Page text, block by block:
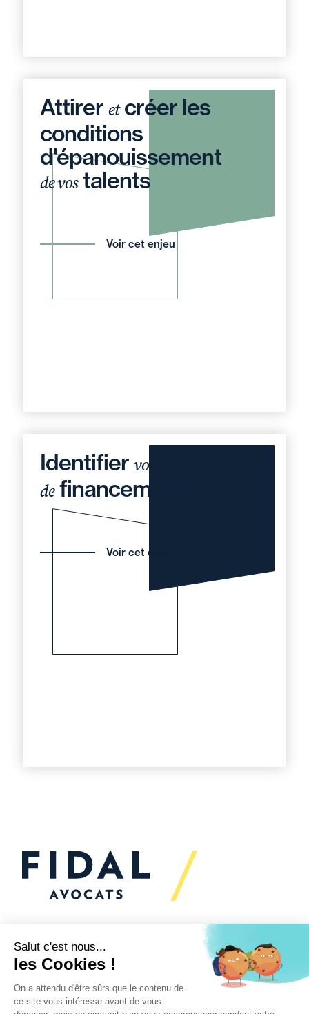
Attirer etcréer les
conditions
d'épanouissement
de vostalents
Voir cet enjeu
Identifier vos
definancement
Voir cet enjeu
Vous souhaitez échanger
avec nous ?
Nous sommes